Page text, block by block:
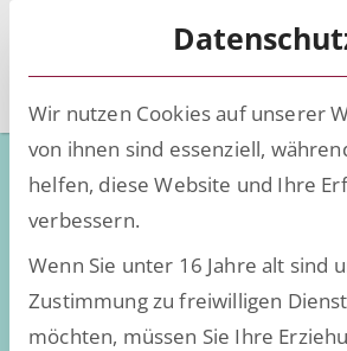
Low-Code - Deep
Digitalisierung
daten- und
Wir nutzen Cookies auf unserer
von ihnen sind essenziell,
helfen, diese Website und Ihre
verbessern.
Wenn Sie unter 16 Jahre alt sind
Zustimmung zu freiwilligen
möchten, müssen Sie Ihre